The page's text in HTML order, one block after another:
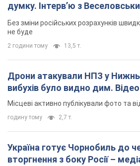
думку. Інтерв’ю з
Без зміни російських розрахунків
не буде
2 години тому 13,5 т.
Дрони атакували НПЗ у
вибухів було видно дим. Відео
Місцеві активно публікували фото та
годину тому 2,7 т.
Україна готує Чорнобиль до
вторгнення з боку Росії –